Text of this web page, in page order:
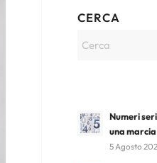
CERCA
Numeri
una
5 Agosto